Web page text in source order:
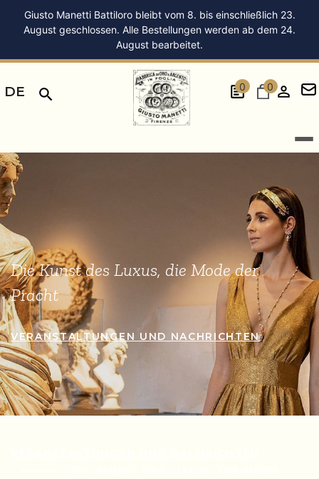
Giusto Manetti Battiloro bleibt vom 8. bis einschließlich 23.
August geschlossen. Alle Bestellungen werden ab dem 24.
August bearbeitet.
DE 0 0
Die Kunst des Luxus, die Mode der
Pracht
VERANSTALTUNGEN UND NACHRICHTEN